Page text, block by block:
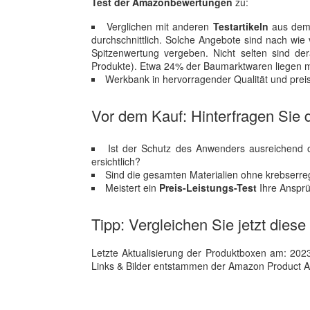
Verglichen mit anderen Testartikeln aus
durchschnittlich. Solche Angebote sind nach
Spitzenwertung vergeben. Nicht selten sind
Produkte). Etwa 24% der Baumarktwaren liegen
Werkbank in hervorragender Qualität und
Vor dem Kauf: Hinterfragen Sie
Ist der Schutz des Anwenders
ersichtlich?
Sind die gesamten Materialien ohne
Meistert ein Preis-Leistungs-Test Ihre
Tipp: Vergleichen Sie jetzt
Letzte Aktualisierung der Produktboxen am:
Links & Bilder entstammen der Amazon Product